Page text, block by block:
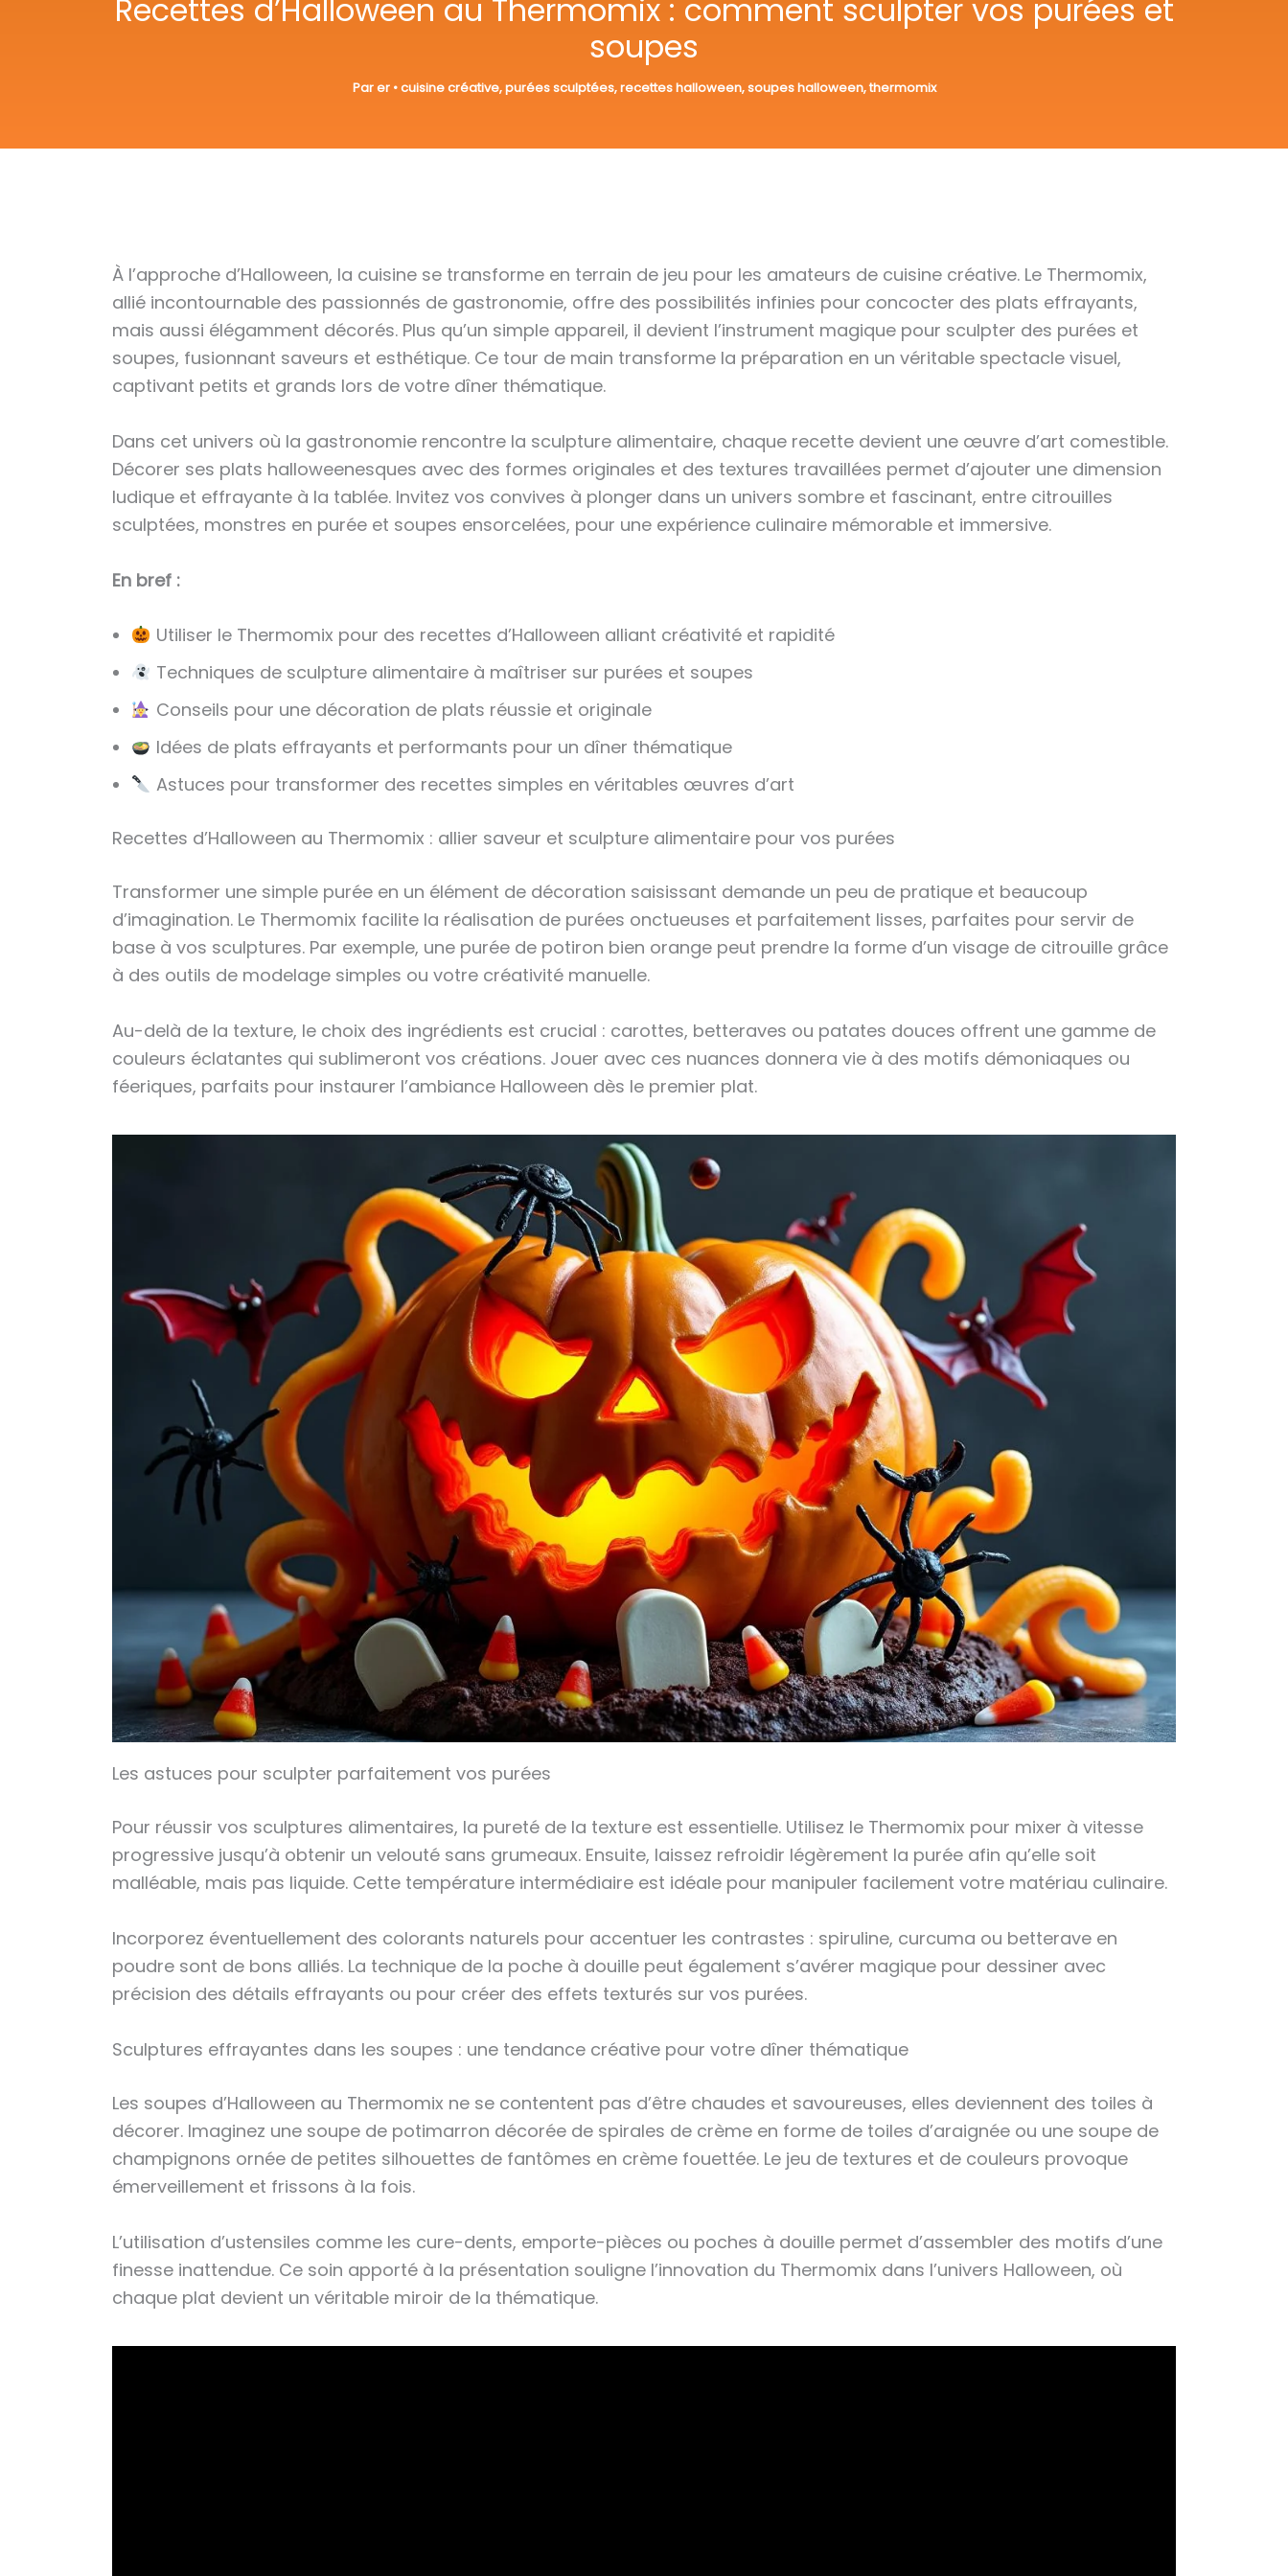
Recettes d’Halloween au Thermomix : comment sculpter vos purées et
soupes
Parer •cuisine créative,purées sculptées,recettes halloween,soupes halloween,thermomix
À l’approche d’Halloween, la cuisine se transforme en terrain de jeu pour les amateurs de cuisine créative. Le Thermomix,
allié incontournable des passionnés de gastronomie, offre des possibilités infinies pour concocter des plats effrayants,
mais aussi élégamment décorés. Plus qu’un simple appareil, il devient l’instrument magique pour sculpter des purées et
soupes, fusionnant saveurs et esthétique. Ce tour de main transforme la préparation en un véritable spectacle visuel,
captivant petits et grands lors de votre dîner thématique.
Dans cet univers où la gastronomie rencontre la sculpture alimentaire, chaque recette devient une œuvre d’art comestible.
Décorer ses plats halloweenesques avec des formes originales et des textures travaillées permet d’ajouter une dimension
ludique et effrayante à la tablée. Invitez vos convives à plonger dans un univers sombre et fascinant, entre citrouilles
sculptées, monstres en purée et soupes ensorcelées, pour une expérience culinaire mémorable et immersive.
En bref :
Utiliser le Thermomix pour des recettes d’Halloween alliant créativité et rapidité
Techniques de sculpture alimentaire à maîtriser sur purées et soupes
Conseils pour une décoration de plats réussie et originale
Idées de plats effrayants et performants pour un dîner thématique
Astuces pour transformer des recettes simples en véritables œuvres d’art
Recettes d’Halloween au Thermomix : allier saveur et sculpture alimentaire pour vos purées
Transformer une simple purée en un élément de décoration saisissant demande un peu de pratique et beaucoup
d’imagination. Le Thermomix facilite la réalisation de purées onctueuses et parfaitement lisses, parfaites pour servir de
base à vos sculptures. Par exemple, une purée de potiron bien orange peut prendre la forme d’un visage de citrouille grâce
à des outils de modelage simples ou votre créativité manuelle.
Au-delà de la texture, le choix des ingrédients est crucial : carottes, betteraves ou patates douces offrent une gamme de
couleurs éclatantes qui sublimeront vos créations. Jouer avec ces nuances donnera vie à des motifs démoniaques ou
féeriques, parfaits pour instaurer l’ambiance Halloween dès le premier plat.
Les astuces pour sculpter parfaitement vos purées
Pour réussir vos sculptures alimentaires, la pureté de la texture est essentielle. Utilisez le Thermomix pour mixer à vitesse
progressive jusqu’à obtenir un velouté sans grumeaux. Ensuite, laissez refroidir légèrement la purée afin qu’elle soit
malléable, mais pas liquide. Cette température intermédiaire est idéale pour manipuler facilement votre matériau culinaire.
Incorporez éventuellement des colorants naturels pour accentuer les contrastes : spiruline, curcuma ou betterave en
poudre sont de bons alliés. La technique de la poche à douille peut également s’avérer magique pour dessiner avec
précision des détails effrayants ou pour créer des effets texturés sur vos purées.
Sculptures effrayantes dans les soupes : une tendance créative pour votre dîner thématique
Les soupes d’Halloween au Thermomix ne se contentent pas d’être chaudes et savoureuses, elles deviennent des toiles à
décorer. Imaginez une soupe de potimarron décorée de spirales de crème en forme de toiles d’araignée ou une soupe de
champignons ornée de petites silhouettes de fantômes en crème fouettée. Le jeu de textures et de couleurs provoque
émerveillement et frissons à la fois.
L’utilisation d’ustensiles comme les cure-dents, emporte-pièces ou poches à douille permet d’assembler des motifs d’une
finesse inattendue. Ce soin apporté à la présentation souligne l’innovation du Thermomix dans l’univers Halloween, où
chaque plat devient un véritable miroir de la thématique.